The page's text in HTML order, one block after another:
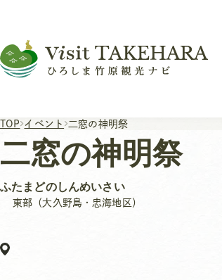
TOP イベント 二窓の神明祭
二窓の神明祭
ふたまどのしんめいさい
東部（大久野島・忠海地区）